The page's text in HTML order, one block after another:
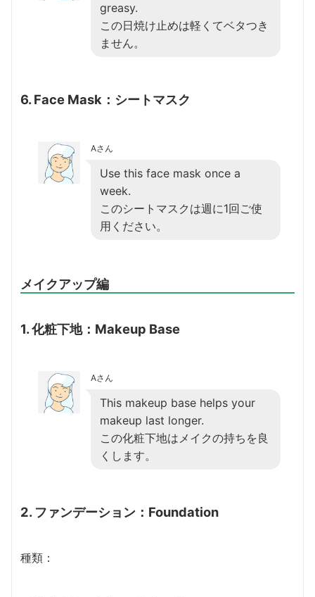
greasy.
この日焼け止めは軽くてベタつき
ません。
6. Face Mask：シートマスク
Aさん
Use this face mask once a
week.
このシートマスクは週に1回ご使
用ください。
メイクアップ編
1. 化粧下地：Makeup Base
Aさん
This makeup base helps your
makeup last longer.
この化粧下地はメイクの持ちを良
くします。
2. ファンデーション：Foundation
種類：